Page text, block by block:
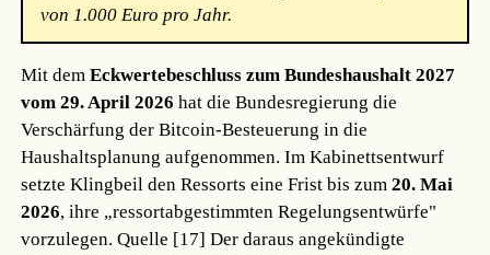
von 1.000 Euro pro Jahr.
Mit demEckwertebeschluss zum Bundeshaushalt 2027
vom 29. April 2026 hat die Bundesregierung die
Verschärfung der Bitcoin-Besteuerung in die
Haushaltsplanung aufgenommen. Im Kabinettsentwurf
setzte Klingbeil den Ressorts eine Frist bis zum20. Mai
2026, ihre „ressortabgestimmten Regelungsentwürfe"
vorzulegen.Quelle [17] Der daraus angekündigte